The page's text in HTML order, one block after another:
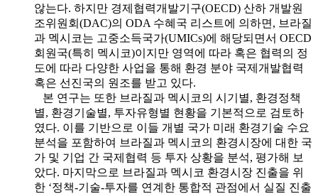
않는다. 하지만 경제협력개발기구(OECD) 산하 개발원
조위원회(DAC)의 ODA 수혜국 리스트에 의하면, 브라질
과 멕시코는 고중소득국가(UMICs)에 해당되면서 OECD
회원국(특히 멕시코)이지만 영역에 따라 혹은 협력의 정
도에 따라 다양한 사업을 통해 환경 분야 국제개발협력
혹은 선진국의 원조를 받고 있다.
본 연구는 또한 브라질과 멕시코의 시기별, 환경정책
별, 환경기술별, 투자유형별 현황을 기본적으로 검토하
였다. 이를 기반으로 이들 개별 국가 미래 환경기술 수요
분석을 포함하여 브라질과 멕시코의 환경시장에 대한 국
가 및 기업 간 국제협력 등 투자 상황을 분석, 평가해 보
았다. 마지막으로 브라질과 멕시코 환경시장 진출을 위
한 ‘정책-기술-투자를 연계한 통합적 관점에서 실질 진출